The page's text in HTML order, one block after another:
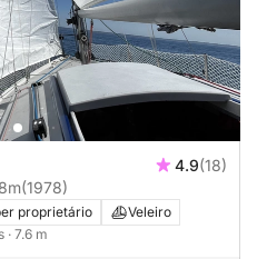
4.9(18)
(1978)
proprietário
Veleiro
· 7.6 m